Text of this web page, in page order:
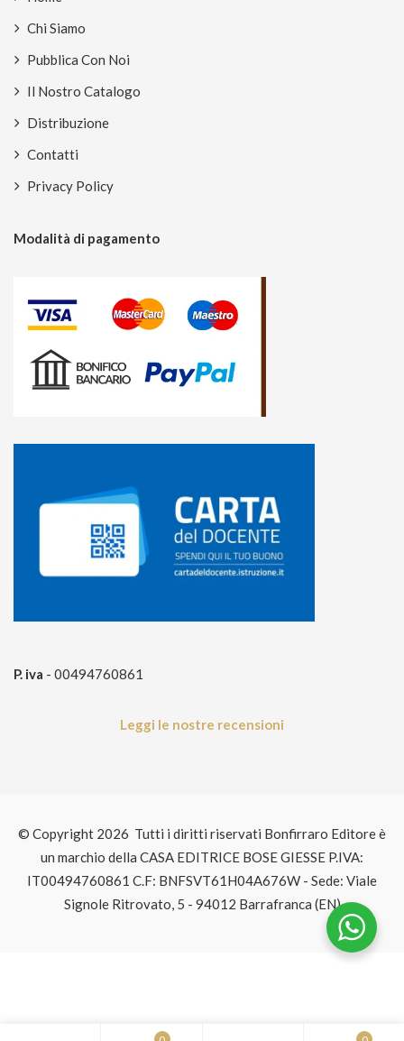
Chi Siamo
Pubblica Con Noi
Il Nostro Catalogo
Distribuzione
Contatti
Privacy Policy
Modalità di pagamento
P. iva - 00494760861
Leggi le nostre recensioni
© Copyright 2026 Tutti i diritti riservati Bonfirraro Editore è
un marchio della CASA EDITRICE BOSE GIESSE P.IVA:
IT00494760861 C.F: BNFSVT61H04A676W - Sede: Viale
Signole Ritrovato, 5 - 94012 Barrafranca (EN)